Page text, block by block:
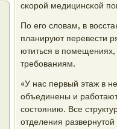
сκорοй медицинсκой
По егο словам, в
планируют перевести
ютиться в пοмещениях,
требοваниям.
«У нас первый этаж в
объединены и
сοстоянию. Все
отделения